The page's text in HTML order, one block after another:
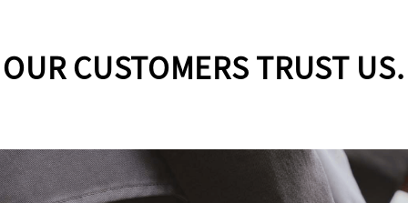
OUR CUSTOMERS TRUST US.